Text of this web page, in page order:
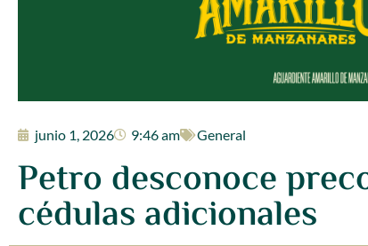
junio 1, 2026 9:46 am General
Petro desconoce
cédulas adicionales